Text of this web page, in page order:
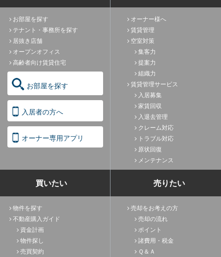
お部屋を探す
テナント・事務所を探す
居抜き店舗
オープンオフィス
高齢者向け賃貸住宅
お部屋を探す
入居者の方へ
オーナー専用アプリ
オーナー様へ
賃貸管理
空室対策
集客力
提案力
組織力
賃貸管理サービス
入居募集
家賃回収
入退去管理
クレーム対応
トラブル対応
原状回復
メンテナンス
買いたい
物件を探す
不動産購入ガイド
資金計画
物件探し
売買契約
売りたい
売却をお考えの方
売却の流れ
ポイント
諸費用・税金
Ｑ＆Ａ